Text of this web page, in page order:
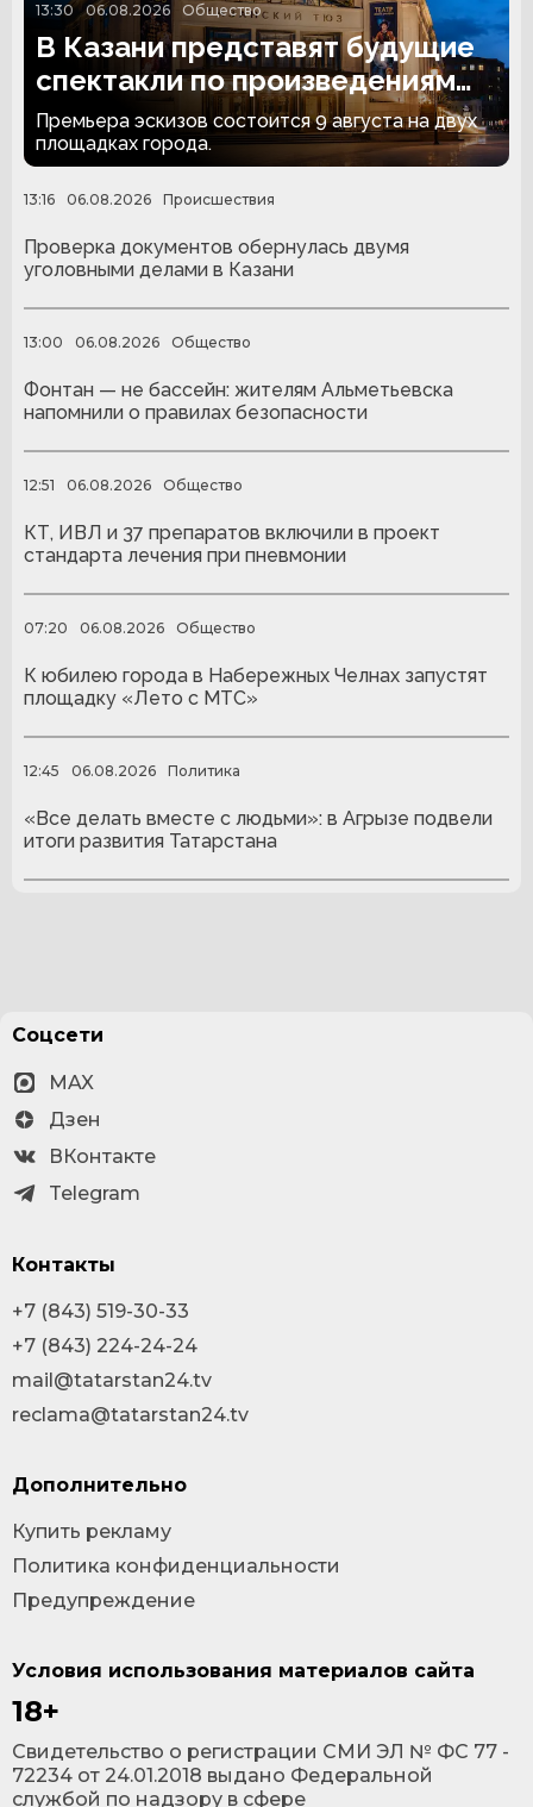
13:30 06.08.2026 Общество
В Казани представят будущие
спектакли по произведениям
Льва Толстого
Премьера эскизов состоится 9 августа на двух
площадках города.
13:16 06.08.2026 Происшествия
Проверка документов обернулась двумя
уголовными делами в Казани
13:00 06.08.2026 Общество
Фонтан — не бассейн: жителям Альметьевска
напомнили о правилах безопасности
12:51 06.08.2026 Общество
КТ, ИВЛ и 37 препаратов включили в проект
стандарта лечения при пневмонии
07:20 06.08.2026 Общество
К юбилею города в Набережных Челнах запустят
площадку «Лето с МТС»
12:45 06.08.2026 Политика
«Все делать вместе с людьми»: в Агрызе подвели
итоги развития Татарстана
Условия использования материалов сайта
18+
Cвидетельство о регистрации СМИ ЭЛ № ФС 77 -
72234 от 24.01.2018 выдано Федеральной
службой по надзору в сфере
Соцсети
MAX
Дзен
ВКонтакте
Telegram
Контакты
+7 (843) 519-30-33
+7 (843) 224-24-24
mail@tatarstan24.tv
reclama@tatarstan24.tv
Дополнительно
Купить рекламу
Политика конфиденциальности
Предупреждение